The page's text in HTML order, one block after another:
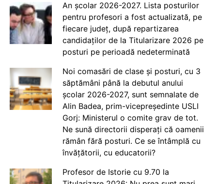
An școlar 2026-2027. Lista posturilor
pentru profesori a fost actualizată, pe
fiecare județ, după repartizarea
candidaților de la Titularizare 2026 pe
posturi pe perioadă nedeterminată
Noi comasări de clase și posturi, cu 3
săptămâni până la debutul anului
școlar 2026-2027, sunt semnalate de
Alin Badea, prim-vicepreședinte USLI
Gorj: Ministerul o comite grav de tot.
Ne sună directorii disperați că oamenii
rămân fără posturi. Ce se întâmplă cu
învățătorii, cu educatorii?
Profesor de Istorie cu 9.70 la